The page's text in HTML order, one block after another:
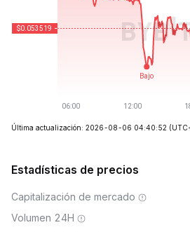
Última actualización: 2026-08-06 04:40:52
Estadísticas de precios
Capitalización de mercado
Volumen 24H